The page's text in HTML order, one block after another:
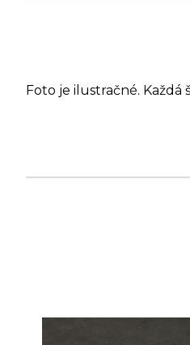
Foto je ilustračné.